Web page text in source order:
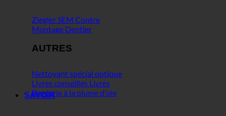
Ziegler SEM Contre
Montage Dentler
AUTRES
Nettoyant spécial optique
Livres conseillés Livres
Broderie à la plume d'oie
SAVOIR